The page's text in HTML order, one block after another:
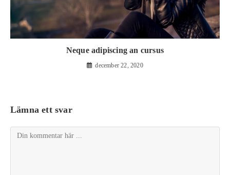
Neque adipiscing an cursus
december 22, 2020
Lämna ett svar